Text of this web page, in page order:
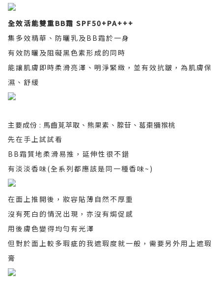
全效活能雙重BB霜 SPF50+PA+++
集多效精華、防曬乳及BB霜於一身
有效防曬及阻礙黑色素形成的同時
能讓肌膚即時柔滑亮澤、明淨緊緻，並有效抗皺，為肌膚保
濕、舒緩
主要成份 : 馬齒莧萃取、熊果素、腺苷、葛棗獼猴桃
先在手上試試看
BB霜質地柔滑易推，延伸性很不錯
有淡淡香味(全系列都應該是同一種香味~)
在面上推開後，妝容貼薄自然不厚重
沒有死白的情況出現，亦沒有焗促感
用後膚色變得均勻有光澤
但對於面上較多瑕疵的我遮瑕度就一般，需要另外用上遮瑕
膏